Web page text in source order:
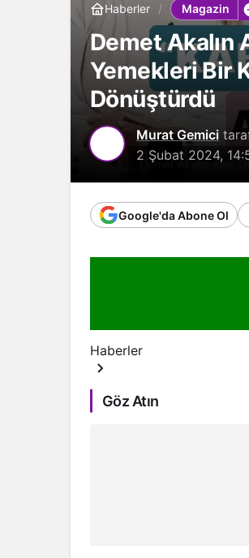
Demet Akalın Ayıp
Haberler Magazin
Demet Akalın
Yemekleri Bir
Dönüştürdü
Murat Gemici
2 Şubat 2024,
Google'da Abone Ol
Haberler
Göz Atın